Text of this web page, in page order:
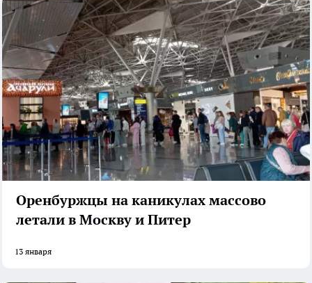
Оренбуржцы на каникулах массово
летали в Москву и Питер
13 января